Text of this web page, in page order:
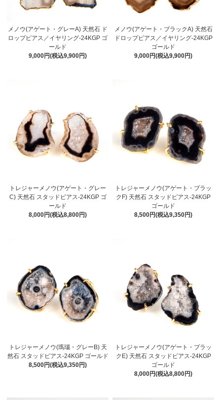
メノウ(アゲート・グレーA) 天然石 ド
ロップピアス／イヤリング-24KGP ゴ
ールド
9,000円(税込9,900円)
メノウ(アゲート・ブラックA) 天然石
ドロップピアス／イヤリング-24KGP
ゴールド
9,000円(税込9,900円)
トレジャーメノウ(アゲート・グレー
C) 天然石 スタッドピアス-24KGP ゴ
ールド
8,000円(税込8,800円)
トレジャーメノウ(アゲート・ブラッ
クF) 天然石 スタッドピアス-24KGP
ゴールド
8,500円(税込9,350円)
トレジャーメノウ(瑪瑙・グレーB) 天
然石 スタッドピアス-24KGP ゴールド
8,500円(税込9,350円)
トレジャーメノウ(アゲート・ブラッ
クE) 天然石 スタッドピアス-24KGP
ゴールド
8,000円(税込8,800円)